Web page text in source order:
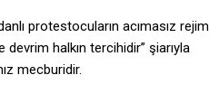
protestocuların acımasız rejim
halkın tercihidir” şiarıyla
mecburidir.